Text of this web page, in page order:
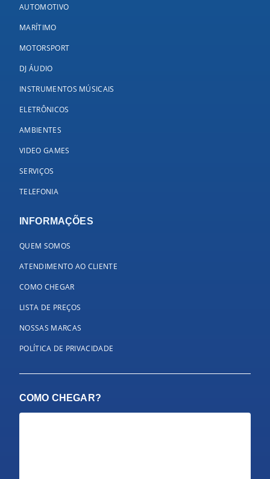
AUTOMOTIVO
MARÍTIMO
MOTORSPORT
DJ ÁUDIO
INSTRUMENTOS MÚSICAIS
ELETRÔNICOS
AMBIENTES
VIDEO GAMES
SERVIÇOS
TELEFONIA
INFORMAÇÕES
QUEM SOMOS
ATENDIMENTO AO CLIENTE
COMO CHEGAR
LISTA DE PREÇOS
NOSSAS MARCAS
POLÍTICA DE PRIVACIDADE
COMO CHEGAR?